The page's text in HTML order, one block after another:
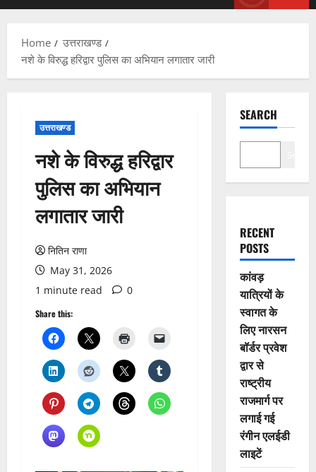
Home
उत्तराखण्ड
नशे के विरुद्ध हरिद्वार पुलिस का अभियान लगातार जारी
उत्तराखण्ड
नशे के विरुद्ध हरिद्वार
पुलिस का अभियान
लगातार जारी
नितिन राणा
May 31, 2026
1 minute read
0
Share this:
SEARCH
RECENT
POSTS
कांवड़
यात्रियों के
स्वागत के
लिए नारसन
बॉर्डर प्रवेश
द्वार से
राष्ट्रीय
राजमार्ग पर
लगाई गई
रंगीन एलईडी
लाइटें